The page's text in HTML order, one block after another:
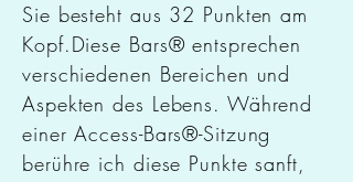
Sie besteht aus 32 Punkten am
Kopf.Diese Bars® entsprechen
verschiedenen Bereichen und
Aspekten des Lebens. Während
einer Access-Bars®-Sitzung
berühre ich diese Punkte sanft,